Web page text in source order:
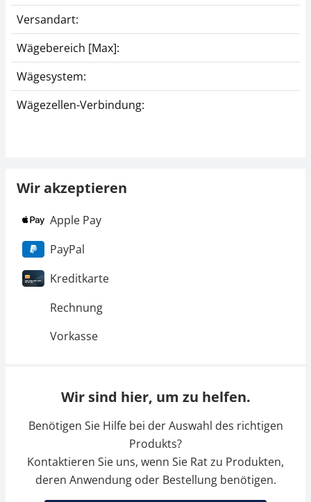
Versandart:
Wägebereich [Max]:
Wägesystem:
Wägezellen-Verbindung:
Wir akzeptieren
Apple Pay
PayPal
Kreditkarte
Rechnung
Vorkasse
Wir sind hier, um zu helfen.
Benötigen Sie Hilfe bei der Auswahl des richtigen
Produkts?
Kontaktieren Sie uns, wenn Sie Rat zu Produkten,
deren Anwendung oder Bestellung benötigen.